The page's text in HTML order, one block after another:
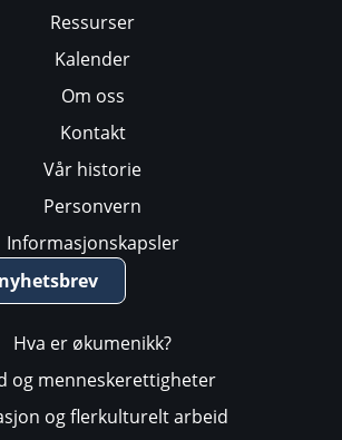
Ressurser
Kalender
Om oss
Kontakt
Vår historie
Personvern
Informasjonskapsler
Hva er økumenikk?
og menneskerettigheter
og flerkulturelt arbeid